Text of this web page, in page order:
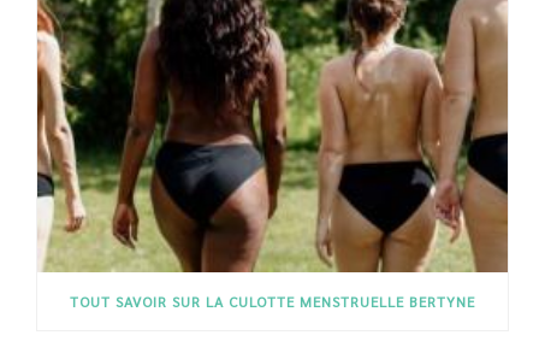
TOUT SAVOIR SUR LA CULOTTE MENSTRUELLE BERTYNE